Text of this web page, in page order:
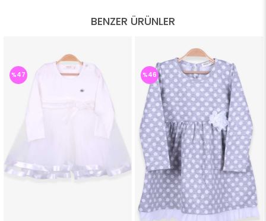
BENZER ÜRÜNLER
%47 %46